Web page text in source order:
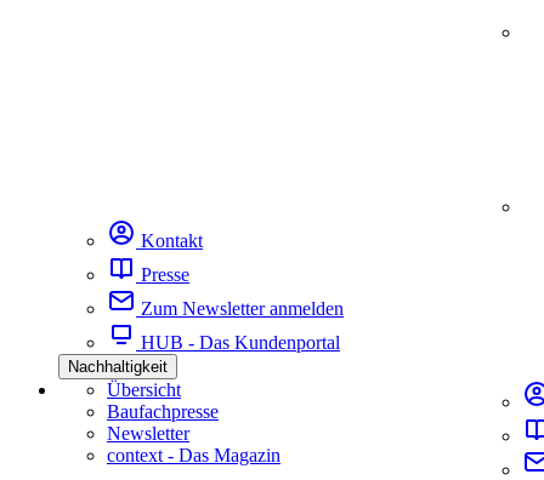
Kontakt
Presse
Zum Newsletter anmelden
HUB - Das Kundenportal
Nachhaltigkeit
Übersicht
Baufachpresse
Newsletter
context - Das Magazin